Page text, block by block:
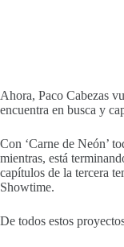
Ahora, Paco Cabezas
encuentra en busca y
Con ‘Carne de Neón’
mientras, está
capítulos de la tercera
Showtime.
De todos estos